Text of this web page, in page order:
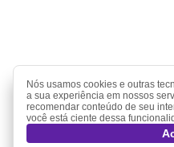
Nós usamos cookies e outras
a sua experiência em nossos
recomendar conteúdo de seu
você está ciente dessa